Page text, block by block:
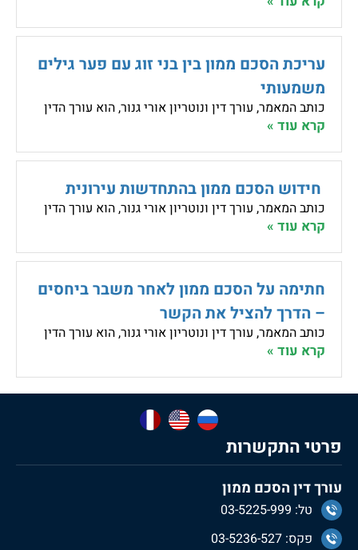
עריכת הסכם ממון בין בני זוג עם פער גילים
משמעותי
כותב המאמר, עורך דין ונוטריון אורי גנור, הוא עורך הדין
קרא עוד »
חידוש הסכם ממון בהתחדשות עירונית
כותב המאמר, עורך דין ונוטריון אורי גנור, הוא עורך הדין
קרא עוד »
חתימה על הסכם ממון לאחר משבר ביחסים
– הדרך להציל את הקשר
כותב המאמר, עורך דין ונוטריון אורי גנור, הוא עורך הדין
קרא עוד »
פרטי התקשרות
עורך דין הסכם ממון
טל: 03-5225-999
פקס: 03-5236-527